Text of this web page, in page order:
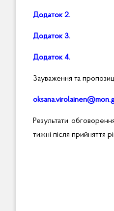
Додаток 2.
Додаток 3.
Додаток 4.
Зауваження та
Результати
тижні після прийняття